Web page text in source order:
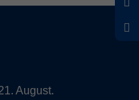
August.